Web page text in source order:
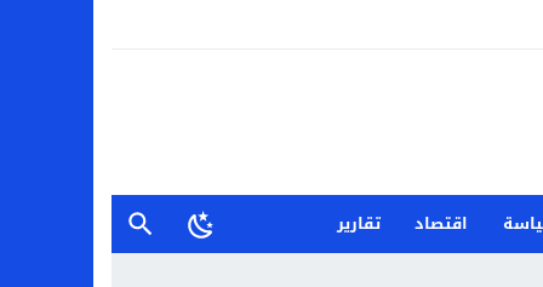
اقتصاد
تقارير